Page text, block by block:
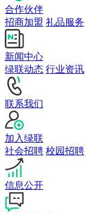
合作伙伴
招商加盟 礼品服务
新闻中心
绿联动态 行业资讯
联系我们
加入绿联
社会招聘 校园招聘
信息公开